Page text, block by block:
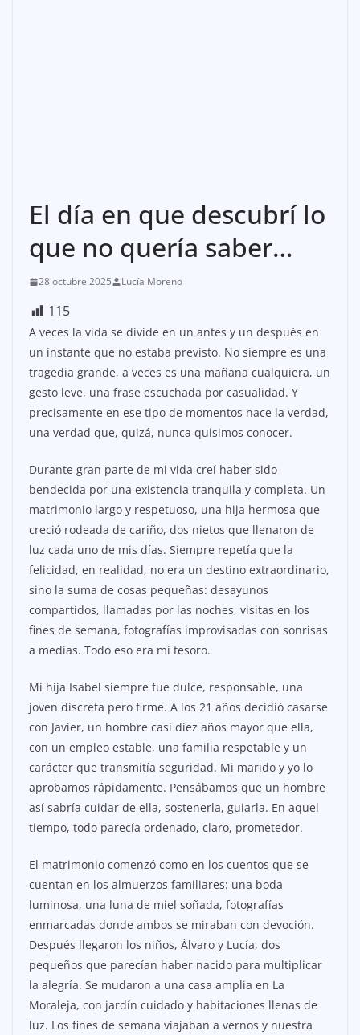
El día en que descubrí lo
que no quería saber…
28 octubre 2025 Lucía Moreno
115
A veces la vida se divide en un antes y un después en
un instante que no estaba previsto. No siempre es una
tragedia grande, a veces es una mañana cualquiera, un
gesto leve, una frase escuchada por casualidad. Y
precisamente en ese tipo de momentos nace la verdad,
una verdad que, quizá, nunca quisimos conocer.
Durante gran parte de mi vida creí haber sido
bendecida por una existencia tranquila y completa. Un
matrimonio largo y respetuoso, una hija hermosa que
creció rodeada de cariño, dos nietos que llenaron de
luz cada uno de mis días. Siempre repetía que la
felicidad, en realidad, no era un destino extraordinario,
sino la suma de cosas pequeñas: desayunos
compartidos, llamadas por las noches, visitas en los
fines de semana, fotografías improvisadas con sonrisas
a medias. Todo eso era mi tesoro.
Mi hija Isabel siempre fue dulce, responsable, una
joven discreta pero firme. A los 21 años decidió casarse
con Javier, un hombre casi diez años mayor que ella,
con un empleo estable, una familia respetable y un
carácter que transmitía seguridad. Mi marido y yo lo
aprobamos rápidamente. Pensábamos que un hombre
así sabría cuidar de ella, sostenerla, guiarla. En aquel
tiempo, todo parecía ordenado, claro, prometedor.
El matrimonio comenzó como en los cuentos que se
cuentan en los almuerzos familiares: una boda
luminosa, una luna de miel soñada, fotografías
enmarcadas donde ambos se miraban con devoción.
Después llegaron los niños, Álvaro y Lucía, dos
pequeños que parecían haber nacido para multiplicar
la alegría. Se mudaron a una casa amplia en La
Moraleja, con jardín cuidado y habitaciones llenas de
luz. Los fines de semana viajaban a vernos y nuestra